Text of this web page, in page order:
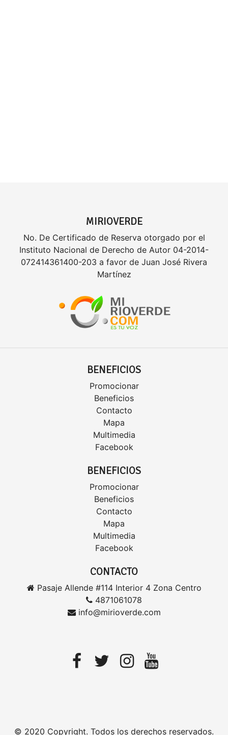
MIRIOVERDE
No. De Certificado de Reserva otorgado por el
Instituto Nacional de Derecho de Autor 04-2014-
072414361400-203 a favor de Juan José Rivera
Martínez
BENEFICIOS
Promocionar
Beneficios
Contacto
Mapa
Multimedia
Facebook
BENEFICIOS
Promocionar
Beneficios
Contacto
Mapa
Multimedia
Facebook
CONTACTO
Pasaje Allende #114 Interior 4 Zona Centro
4871061078
info@mirioverde.com
© 2020 Copyright. Todos los derechos reservados.